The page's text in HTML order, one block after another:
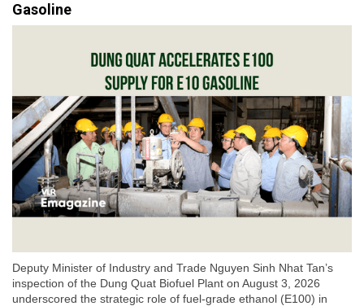
Gasoline
Deputy Minister of Industry and Trade Nguyen Sinh Nhat Tan’s
inspection of the Dung Quat Biofuel Plant on August 3, 2026
underscored the strategic role of fuel-grade ethanol (E100) in